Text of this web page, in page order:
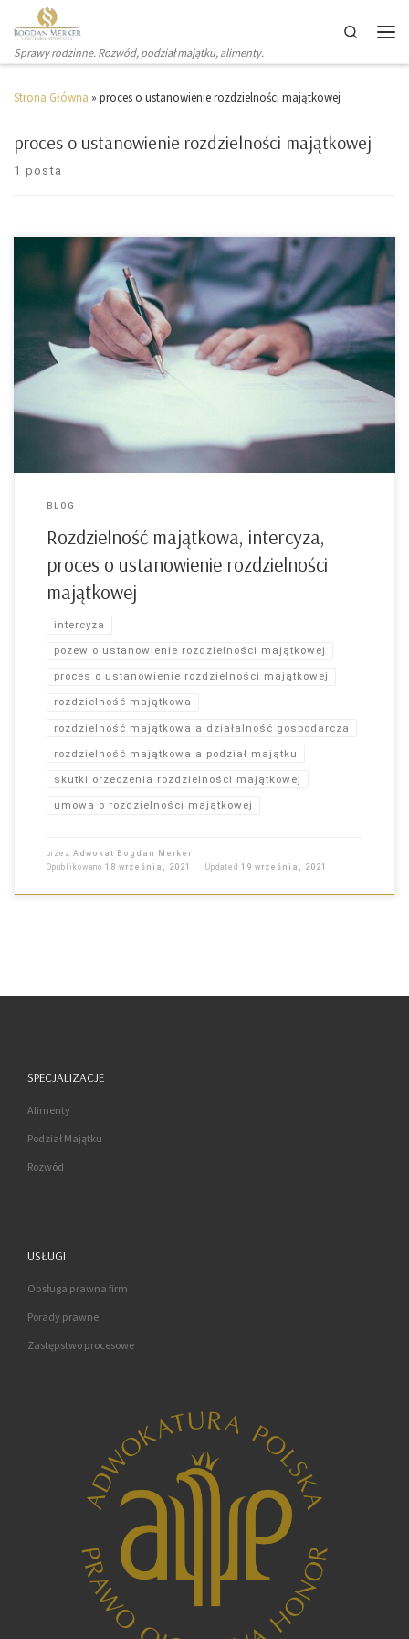
Sprawy rodzinne. Rozwód, podział majątku, alimenty.
Search
Strona Główna » proces o ustanowienie rozdzielności majątkowej
proces o ustanowienie rozdzielności majątkowej
1 posta
Z chwilą zawarcia małżeństwa pomiędzy małżonkami
powstaje wspólność majątkowa (wspólność ustawowa). Tym
samym, od dnia zawarcia małżeństwa powstaje majątek
wspólny małżonków. Do majątku wspólnego zaliczane są:
wynagrodzenie za pracę, dochody z działalności gospodarczej,
np. czynsz za wynajmowane komuś mieszkanie, środki […]
BLOG
Rozdzielność majątkowa, intercyza,
proces o ustanowienie rozdzielności
majątkowej
intercyza
pozew o ustanowienie rozdzielności majątkowej
proces o ustanowienie rozdzielności majątkowej
rozdzielność majątkowa
rozdzielność majątkowa a działalność gospodarcza
rozdzielność majątkowa a podział majątku
skutki orzeczenia rozdzielności majątkowej
umowa o rozdzielności majątkowej
przez Adwokat Bogdan Merker
Opublikowano 18 września, 2021 Updated 19 września, 2021
SPECJALIZACJE
Alimenty
Podział Majątku
Rozwód
USŁUGI
Obsługa prawna firm
Porady prawne
Zastępstwo procesowe